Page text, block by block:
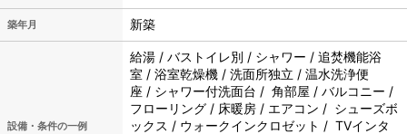
築年月 新築
設備・条件の一例
給湯 / バストイレ別 / シャワー / 追焚機能浴
室 / 浴室乾燥機 / 洗面所独立 / 温水洗浄便
座 / シャワー付洗面台 / 角部屋 / バルコニー /
フローリング / 床暖房 / エアコン / シューズボ
ックス / ウォークインクロゼット / TVインタ